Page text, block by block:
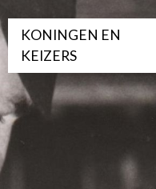
KONINGEN EN
KEIZERS